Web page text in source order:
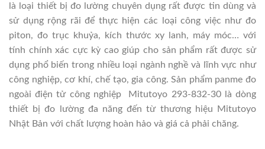
là loại thiết bị đo lường chuyên dụng rất được tin dùng và
sử dụng rộng rãi để thực hiện các loại công việc như đo
piton, đo trục khuỷa, kích thước xy lanh, máy móc… với
tính chính xác cực kỳ cao giúp cho sản phẩm rất được sử
dụng phổ biến trong nhiều loại ngành nghề và lĩnh vực như
công nghiệp, cơ khí, chế tạo, gia công. Sản phẩm panme đo
ngoài điện tử công nghiệp Mitutoyo 293-832-30 là dòng
thiết bị đo lường đa năng đến từ thương hiệu Mitutoyo
Nhật Bản với chất lượng hoàn hảo và giá cả phải chăng.